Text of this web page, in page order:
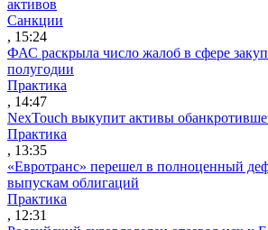
активов
Санкции
, 15:24
ФАС раскрыла число жалоб в сфере
полугодии
Практика
, 14:47
NexTouch выкупит активы
Практика
, 13:35
«Евротранс» перешел в полноценный
выпускам облигаций
Практика
, 12:31